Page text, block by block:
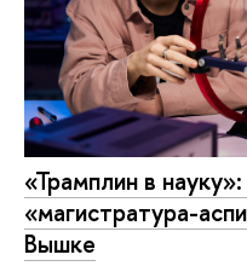
«Трамплин в
«магистратура-
Вышке